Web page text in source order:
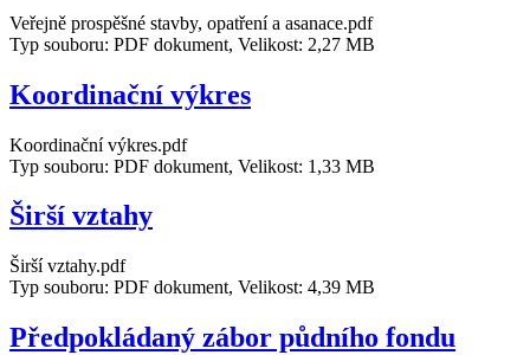
Veřejně prospěšné stavby, opatření a asanace.pdf
Typ souboru: PDF dokument, Velikost: 2,27 MB
Koordinační výkres
Koordinační výkres.pdf
Typ souboru: PDF dokument, Velikost: 1,33 MB
Širší vztahy
Širší vztahy.pdf
Typ souboru: PDF dokument, Velikost: 4,39 MB
Předpokládaný zábor půdního fondu